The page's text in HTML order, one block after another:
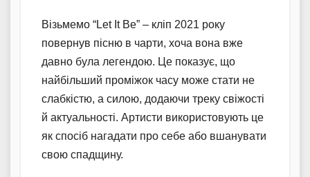
Візьмемо “Let It Be” – кліп 2021 року
повернув пісню в чарти, хоча вона вже
давно була легендою. Це показує, що
найбільший проміжок часу може стати не
слабкістю, а силою, додаючи треку свіжості
й актуальності. Артисти використовують це
як спосіб нагадати про себе або вшанувати
свою спадщину.